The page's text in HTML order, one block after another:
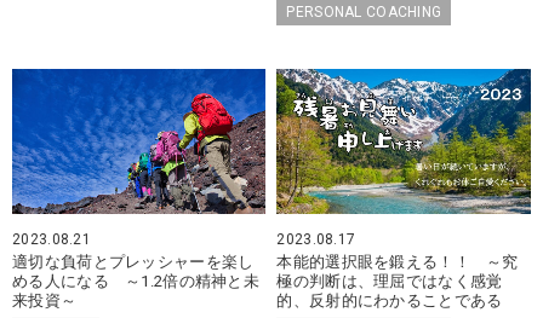
PERSONAL COACHING
2023.08.21
適切な負荷とプレッシャーを楽し
める人になる ～1.2倍の精神と未
来投資～
2023.08.17
本能的選択眼を鍛える！！ ～究
極の判断は、理屈ではなく感覚
的、反射的にわかることである